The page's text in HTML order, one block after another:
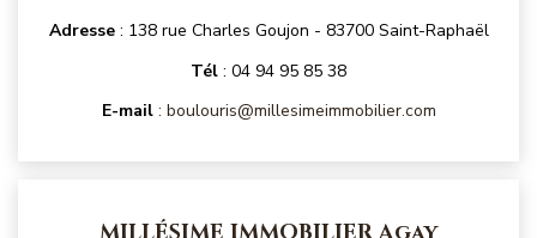
NOS MAGAZINES
Millésimme Immobilier N°1
Adresse: 138 rue Charles Goujon - 83700 Saint-Raphaël
Tél : 04 94 95 85 38
E-mail : boulouris@millesimeimmobilier.com
MILLÉSIME IMMOBILIER Agay